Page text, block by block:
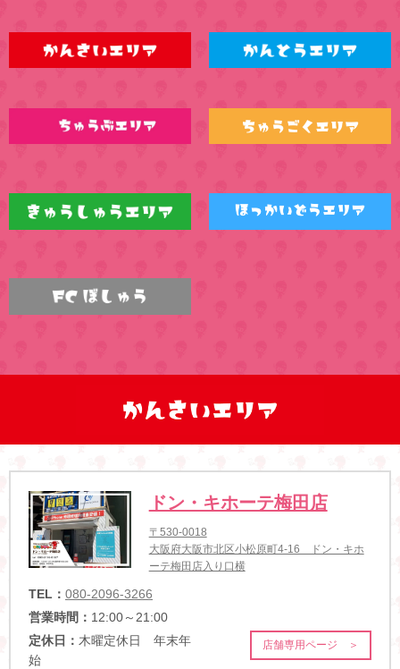
ドン・キホーテ梅田店
〒530-0018
大阪府大阪市北区小松原町4-16 ドン・キホ
ーテ梅田店入り口横
TEL： 080-2096-3266
営業時間： 12:00～21:00
定休日： 木曜定休日 年末年
始
店舗専用ページ ＞